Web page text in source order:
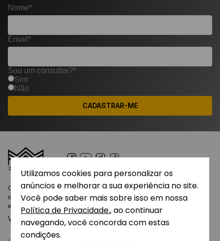
Utilizamos cookies para personalizar os
anúncios e melhorar a sua experiência no site.
Você pode saber mais sobre isso em nossa
Política de Privacidade., ao continuar
navegando, você concorda com estas
condições.
Nome*
Email*
Sou um consultor?*
Sim
Não
CADASTRAR-ME
O nome Amakha tem origem no idioma Zulu, uma das 11 línguas
oficiais da África do Sul, e significa perfume, essência. Esse nome foi
escolhido pela origem desse idioma, que...
Ver mais